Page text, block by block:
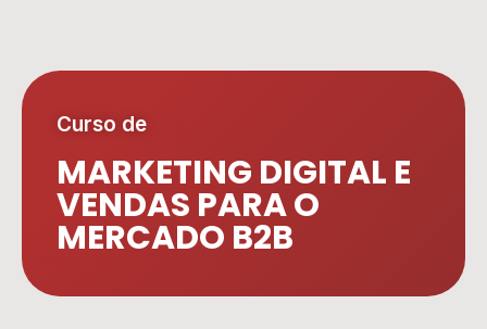
Curso de
MARKETING DIGITAL E
VENDAS PARA O
MERCADO B2B